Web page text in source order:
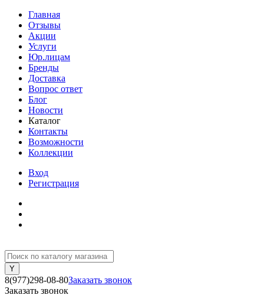
Главная
Отзывы
Акции
Услуги
Юр.лицам
Бренды
Доставка
Вопрос ответ
Блог
Новости
Каталог
Контакты
Возможности
Коллекции
Вход
Регистрация
8(977)298-08-80Заказать звонок
Заказать звонок